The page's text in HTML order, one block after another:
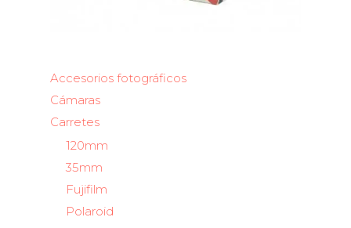
Accesorios fotográficos
Cámaras
Carretes
120mm
35mm
Fujifilm
Polaroid